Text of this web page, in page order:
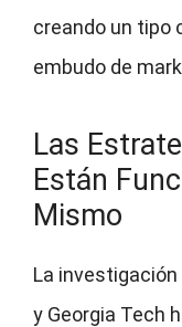
creando un tipo
embudo de
Las
Están
Mismo
La
y Georgia Tech